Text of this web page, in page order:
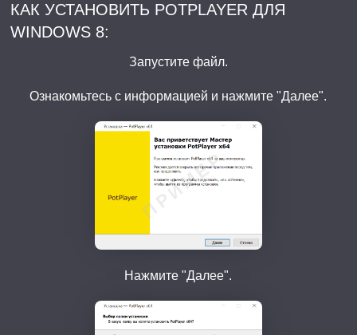
КАК УСТАНОВИТЬ POTPLAYER ДЛЯ
WINDOWS 8:
Запустите файл.
Ознакомьтесь с информацией и нажмите "Далее".
Нажмите "Далее".